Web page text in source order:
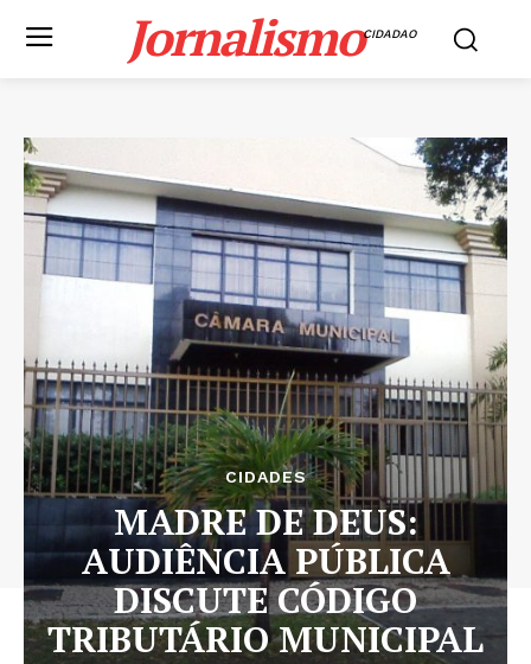
JornalismoCIDADAO
CIDADES
MADRE DE DEUS:
AUDIÊNCIA PÚBLICA
DISCUTE CÓDIGO
TRIBUTÁRIO MUNICIPAL